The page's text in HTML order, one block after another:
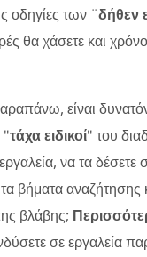
οδηγίες των ¨δήθεν
θα χάσετε και
είναι
"τάχα ειδικοί" του
να τα δέσετε
τα βήματα αναζήτησης
βλάβης;
σε εργαλεία